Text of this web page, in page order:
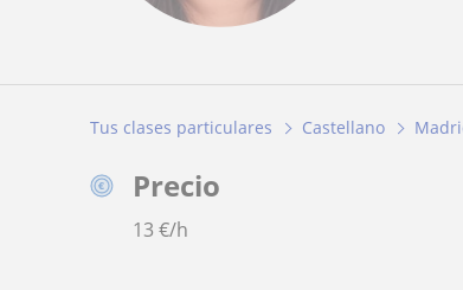
Tus clases particulares Castellano
Precio
13 €/h